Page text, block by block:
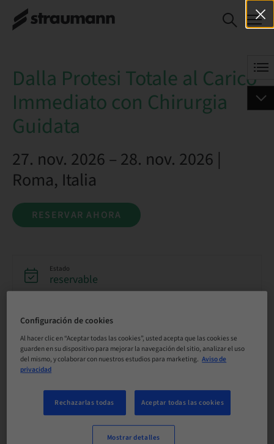
Dalla Protesi Totale al
Carico Immediato con
RESERVAR AHORA
Dalla Protesi Totale al Carico
Immediato con Chirurgia
Guidata
27. nov. 2026 – 28. nov. 2026 |
Roma, Italia
RESERVAR AHORA
Estado
reservable
Fecha límite de registro
Idioma
Configuración de cookies
Al hacer clic en “Aceptar todas las cookies”, usted acepta que las cookies se
guarden en su dispositivo para mejorar la navegación del sitio, analizar el uso
del mismo, y colaborar con nuestros estudios para marketing. Aviso de
privacidad
Rechazarlas todas Aceptar todas las cookies
Mostrar detalles